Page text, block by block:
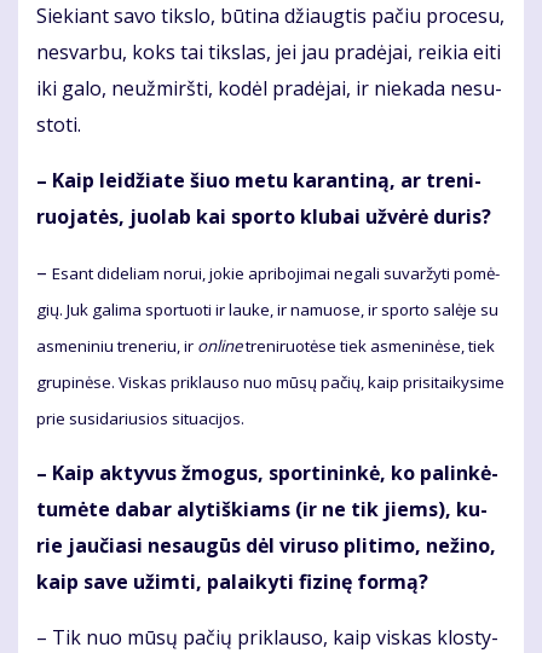
Sie­kiant sa­vo tiks­lo, bū­ti­na džiaug­tis pa­čiu pro­ce­su,
ne­svar­bu, koks tai tiks­las, jei jau pra­dė­jai, rei­kia ei­ti
iki ga­lo, ne­už­mirš­ti, ko­dėl pra­dė­jai, ir nie­ka­da ne­su­
sto­ti.
– Kaip lei­džia­te šiuo me­tu ka­ran­ti­ną, ar tre­ni­
ruo­ja­tės, juo­lab kai spor­to klu­bai už­vė­rė du­ris?
– Esant di­de­liam no­rui, jo­kie ap­ri­bo­ji­mai ne­ga­li su­var­žy­ti po­mė­
gių. Juk ga­li­ma spor­tuo­ti ir lau­ke, ir na­muo­se, ir spor­to sa­lė­je su
as­me­ni­niu tre­ne­riu, ir on­li­netre­ni­ruo­tė­se tiek as­me­ni­nė­se, tiek
gru­pi­nė­se. Vis­kas pri­klau­so nuo mū­sų pa­čių, kaip pri­si­tai­ky­si­me
prie su­si­da­riu­sios si­tu­a­ci­jos.
– Kaip ak­ty­vus žmo­gus, spor­ti­nin­kė, ko pa­lin­kė­
tu­mė­te da­bar aly­tiš­kiams (ir ne tik jiems), ku­
rie jau­čia­si ne­sau­gūs dėl vi­ru­so pli­ti­mo, ne­ži­no,
kaip sa­ve už­im­ti, pa­lai­ky­ti fi­zi­nę for­mą?
– Tik nuo mū­sų pa­čių pri­klau­so, kaip vis­kas klos­ty­